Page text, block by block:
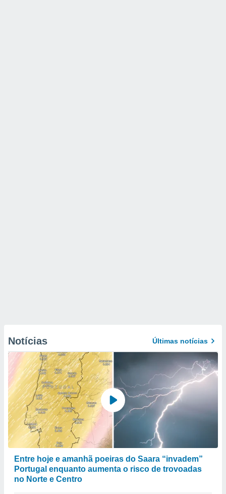
Notícias Últimas notícias
Entre hoje e amanhã poeiras do Saara “invadem”
Portugal enquanto aumenta o risco de trovoadas
no Norte e Centro